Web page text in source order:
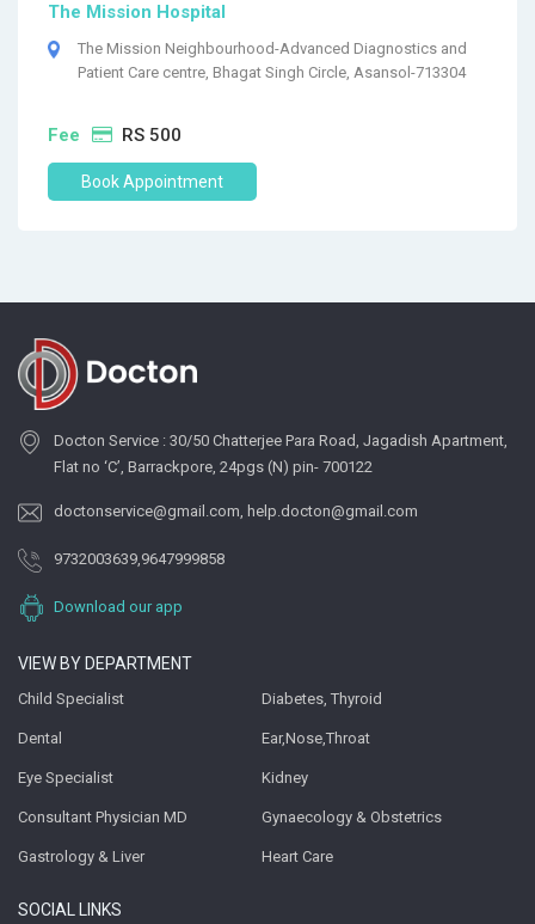
The Mission Hospital
The Mission Neighbourhood-Advanced Diagnostics and
Patient Care centre, Bhagat Singh Circle, Asansol-713304
Fee RS 500
Book Appointment
Docton Service : 30/50 Chatterjee Para Road, Jagadish Apartment,
Flat no ‘C’, Barrackpore, 24pgs (N) pin- 700122
doctonservice@gmail.com, help.docton@gmail.com
9732003639,9647999858
Download our app
VIEW BY DEPARTMENT
Child Specialist Diabetes, Thyroid
Dental Ear,Nose,Throat
Eye Specialist Kidney
Consultant Physician MD Gynaecology & Obstetrics
Gastrology & Liver Heart Care
SOCIAL LINKS